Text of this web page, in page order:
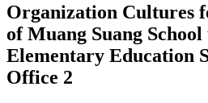
Organization Cultures
of Muang Suang
Elementary Education
Office 2